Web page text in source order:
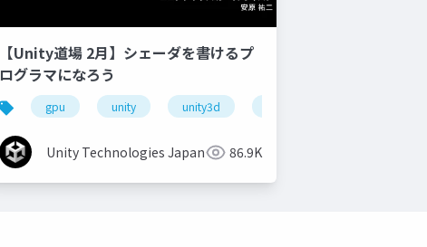
【Unity道場 2月】シェーダを書けるプ
ログラマになろう
gpu unity unity3d
Unity Technologies Japan 86.9K